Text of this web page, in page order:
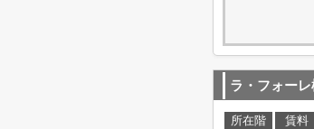
ラ・フォー
所在階 賃料